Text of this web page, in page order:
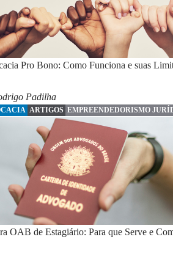
Pro Bono: Como Funciona e suas
Padilha
ARTIGOS EMPREENDEDORISMO
OAB de Estagiário: Para que Serve e